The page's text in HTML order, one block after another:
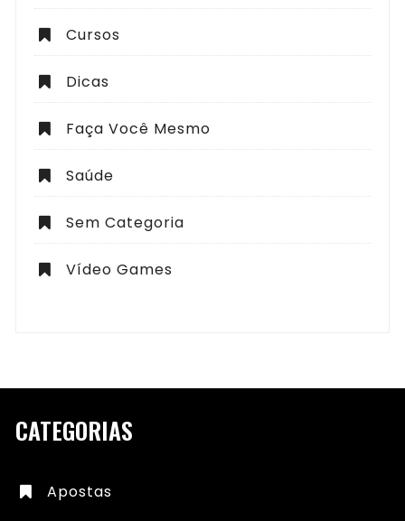
Cursos
Dicas
Faça Você Mesmo
Saúde
Sem Categoria
Vídeo Games
CATEGORIAS
Apostas